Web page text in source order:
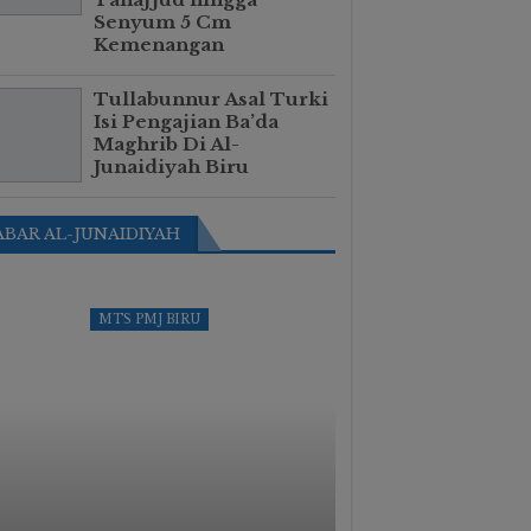
Senyum 5 Cm
Kemenangan
Tullabunnur Asal Turki
Isi Pengajian Ba’da
Maghrib Di Al-
Junaidiyah Biru
AL-JUNAIDIYAH
MTS PMJ BIRU